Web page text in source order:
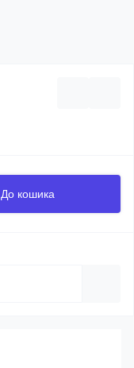
До кошика